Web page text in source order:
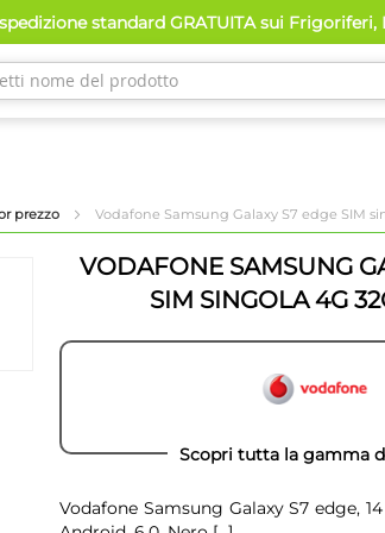
standard GRATUITA sui
prezzo Vodafone Samsung Galaxy S7 edge SIM
VODAFONE SAMSUNG
SIM SINGOLA 4G
Scopri tutta la gamma
Vodafone Samsung Galaxy S7 edge,